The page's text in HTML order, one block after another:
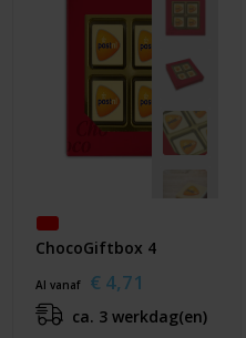
ChocoGiftbox 4
Al vanaf € 4,71
ca. 3 werkdag(en)